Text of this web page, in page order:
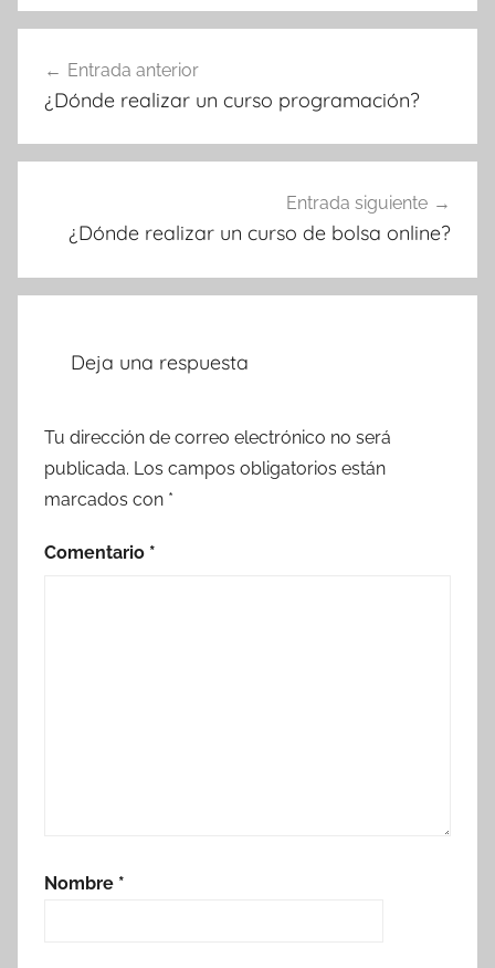
de
Entrada anterior
¿Dónde realizar un curso programación?
Entrada siguiente
¿Dónde realizar un curso de bolsa online?
Deja una respuesta
Tu dirección de correo electrónico no será
publicada. Los campos obligatorios están
marcados con *
Comentario *
Nombre *